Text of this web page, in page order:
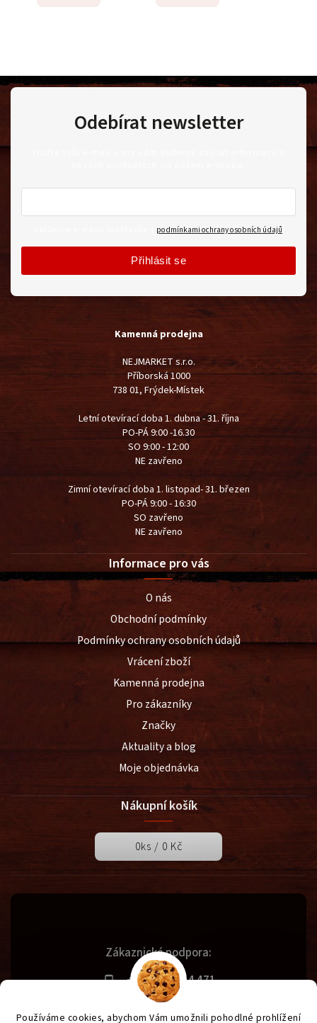
Používáme cookies, abychom Vám umožnili pohodlné prohlížení
Zákaznická podpora:
+420 731 614 471
info@svetgrilu.cz
Kamenná prodejna
NEJMARKET s.r.o.
Příborská 1000
738 01, Frýdek-Místek
Letní otevírací doba 1. dubna - 31. října
PO-PÁ 9:00 -16.30
SO 9:00 - 12:00
NE zavřeno
Zimní otevírací doba 1. listopad- 31. březen
PO-PÁ 9:00 - 16:30
SO zavřeno
NE zavřeno
Informace pro vás
O nás
Obchodní podmínky
Podmínky ochrany osobních údajů
Vrácení zboží
Kamenná prodejna
Pro zákazníky
Značky
Aktuality a blog
Moje objednávka
Nákupní košík
0ks / 0 Kč
Odebírat newsletter
podmínkami ochrany osobních údajů
Přihlásit se